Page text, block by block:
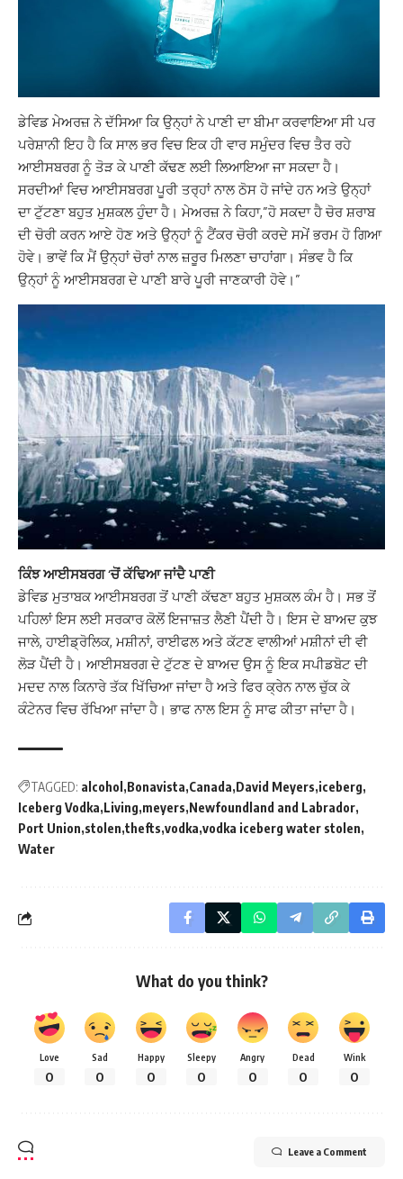
ਡੇਵਿਡ ਮੇਅਰਜ਼ ਨੇ ਦੱਸਿਆ ਕਿ ਉਨ੍ਹਾਂ ਨੇ ਪਾਣੀ ਦਾ ਬੀਮਾ ਕਰਵਾਇਆ ਸੀ ਪਰ
ਪਰੇਸ਼ਾਨੀ ਇਹ ਹੈ ਕਿ ਸਾਲ ਭਰ ਵਿਚ ਇਕ ਹੀ ਵਾਰ ਸਮੁੰਦਰ ਵਿਚ ਤੈਰ ਰਹੇ
ਆਈਸਬਰਗ ਨੂੰ ਤੋੜ ਕੇ ਪਾਣੀ ਕੱਢਣ ਲਈ ਲਿਆਇਆ ਜਾ ਸਕਦਾ ਹੈ।
ਸਰਦੀਆਂ ਵਿਚ ਆਈਸਬਰਗ ਪੂਰੀ ਤਰ੍ਹਾਂ ਨਾਲ ਠੋਸ ਹੋ ਜਾਂਦੇ ਹਨ ਅਤੇ ਉਨ੍ਹਾਂ
ਦਾ ਟੁੱਟਣਾ ਬਹੁਤ ਮੁਸ਼ਕਲ ਹੁੰਦਾ ਹੈ। ਮੇਅਰਜ਼ ਨੇ ਕਿਹਾ,”ਹੋ ਸਕਦਾ ਹੈ ਚੋਰ ਸ਼ਰਾਬ
ਦੀ ਚੋਰੀ ਕਰਨ ਆਏ ਹੋਣ ਅਤੇ ਉਨ੍ਹਾਂ ਨੂੰ ਟੈਂਕਰ ਚੋਰੀ ਕਰਦੇ ਸਮੇਂ ਭਰਮ ਹੋ ਗਿਆ
ਹੋਵੇ। ਭਾਵੇਂ ਕਿ ਮੈਂ ਉਨ੍ਹਾਂ ਚੋਰਾਂ ਨਾਲ ਜ਼ਰੂਰ ਮਿਲਣਾ ਚਾਹਾਂਗਾ। ਸੰਭਵ ਹੈ ਕਿ
ਉਨ੍ਹਾਂ ਨੂੰ ਆਈਸਬਰਗ ਦੇ ਪਾਣੀ ਬਾਰੇ ਪੂਰੀ ਜਾਣਕਾਰੀ ਹੋਵੇ।”
ਕਿੰਝ ਆਈਸਬਰਗ ‘ਚੋਂ ਕੱਢਿਆ ਜਾਂਦੈ ਪਾਣੀ
ਡੇਵਿਡ ਮੁਤਾਬਕ ਆਈਸਬਰਗ ਤੋਂ ਪਾਣੀ ਕੱਢਣਾ ਬਹੁਤ ਮੁਸ਼ਕਲ ਕੰਮ ਹੈ। ਸਭ ਤੋਂ
ਪਹਿਲਾਂ ਇਸ ਲਈ ਸਰਕਾਰ ਕੋਲੋਂ ਇਜਾਜ਼ਤ ਲੈਣੀ ਪੈਂਦੀ ਹੈ। ਇਸ ਦੇ ਬਾਅਦ ਕੁਝ
ਜਾਲੇ, ਹਾਈਡ੍ਰੋਲਿਕ, ਮਸ਼ੀਨਾਂ, ਰਾਈਫਲ ਅਤੇ ਕੱਟਣ ਵਾਲੀਆਂ ਮਸ਼ੀਨਾਂ ਦੀ ਵੀ
ਲੋੜ ਪੈਂਦੀ ਹੈ। ਆਈਸਬਰਗ ਦੇ ਟੁੱਟਣ ਦੇ ਬਾਅਦ ਉਸ ਨੂੰ ਇਕ ਸਪੀਡਬੋਟ ਦੀ
ਮਦਦ ਨਾਲ ਕਿਨਾਰੇ ਤੱਕ ਖਿੱਚਿਆ ਜਾਂਦਾ ਹੈ ਅਤੇ ਫਿਰ ਕ੍ਰੇਨ ਨਾਲ ਚੁੱਕ ਕੇ
ਕੰਟੇਨਰ ਵਿਚ ਰੱਖਿਆ ਜਾਂਦਾ ਹੈ। ਭਾਫ ਨਾਲ ਇਸ ਨੂੰ ਸਾਫ ਕੀਤਾ ਜਾਂਦਾ ਹੈ।
TAGGED: alcohol Bonavista Canada David Meyers iceberg
Iceberg Vodka Living meyers Newfoundland and Labrador
Port Union stolen thefts vodka vodka iceberg water stolen
Water
What do you think?
Love
0
Sad
0
Happy
0
Sleepy
0
Angry
0
Dead
0
Wink
0
Leave a Comment